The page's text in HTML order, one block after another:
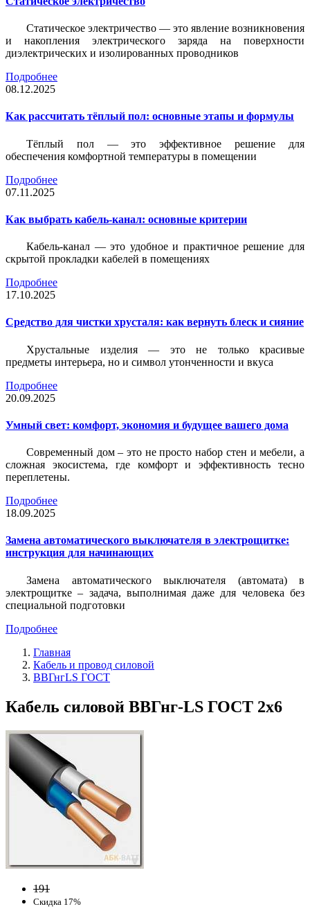
Статическое электричество — это явление возникновения
и накопления электрического заряда на поверхности
диэлектрических и изолированных проводников
Подробнее
08.12.2025
Как рассчитать тёплый пол: основные этапы и формулы
Тёплый пол — это эффективное решение для
обеспечения комфортной температуры в помещении
Подробнее
07.11.2025
Как выбрать кабель-канал: основные критерии
Кабель-канал — это удобное и практичное решение для
скрытой прокладки кабелей в помещениях
Подробнее
17.10.2025
Средство для чистки хрусталя: как вернуть блеск и сияние
Хрустальные изделия — это не только красивые
предметы интерьера, но и символ утонченности и вкуса
Подробнее
20.09.2025
Умный свет: комфорт, экономия и будущее вашего дома
Современный дом – это не просто набор стен и мебели, а
сложная экосистема, где комфорт и эффективность тесно
переплетены.
Подробнее
18.09.2025
Замена автоматического выключателя в электрощитке:
инструкция для начинающих
Замена автоматического выключателя (автомата) в
электрощитке – задача, выполнимая даже для человека без
специальной подготовки
Подробнее
Главная
Кабель и провод силовой
ВВГнгLS ГОСТ
Кабель силовой ВВГнг-LS ГОСТ 2x6
191
Скидка 17%